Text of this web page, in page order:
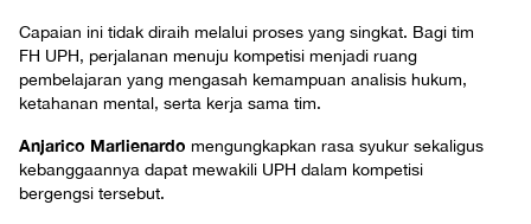
Capaian ini tidak diraih melalui proses yang singkat. Bagi tim
FH UPH, perjalanan menuju kompetisi menjadi ruang
pembelajaran yang mengasah kemampuan analisis hukum,
ketahanan mental, serta kerja sama tim.
Anjarico Marlienardo mengungkapkan rasa syukur sekaligus
kebanggaannya dapat mewakili UPH dalam kompetisi
bergengsi tersebut.